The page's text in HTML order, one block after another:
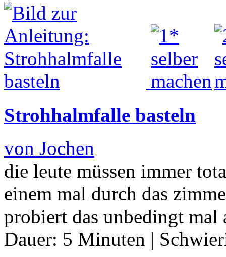
Strohhalmfalle basteln
von Jochen
die leute müssen immer
einem mal durch das
probiert das unbedingt mal
Dauer: 5 Minuten |